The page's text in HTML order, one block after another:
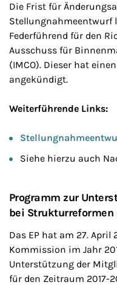
Die Frist für
Stellungnahmeentwurf
Federführend für den
Ausschuss für
(IMCO). Dieser hat
angekündigt.
Weiterführende Links:
Siehe hierzu auch
Programm zur
bei Strukturreformen
Das EP hat am 27. April
Kommission im Jahr
Unterstützung der
für den Zeitraum 2017-